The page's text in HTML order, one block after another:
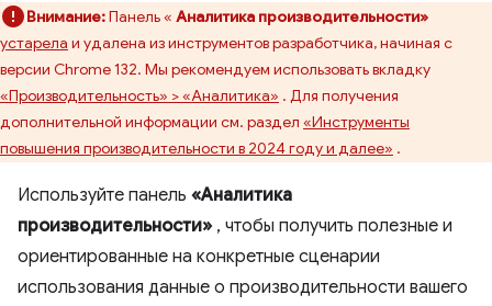
Внимание:Панель « Аналитика производительности»
устарела и удалена из инструментов разработчика, начиная с
версии Chrome 132. Мы рекомендуем использовать вкладку
«Производительность» > «Аналитика» . Для получения
дополнительной информации см. раздел «Инструменты
повышения производительности в 2024 году и далее» .
Используйте панель «Аналитика
производительности» , чтобы получить полезные и
ориентированные на конкретные сценарии
использования данные о производительности вашего